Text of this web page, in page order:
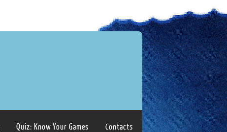
Quiz: Know Your Games Contacts